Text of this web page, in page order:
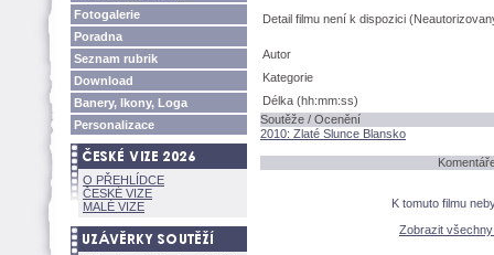
Fotogalerie
Poradna
Seznam rubrik
Download
Banery, Ikony, Loga
Personalizace
O PŘEHLÍDCE
ČESKÉ VIZE
MALÉ VIZE
Detail filmu není k dispozici
Autor
Kategorie
Délka (hh:mm:ss)
Soutěže / Ocenění
2010: Zlaté Slunce Blansko
K tomuto filmu
Zobrazit